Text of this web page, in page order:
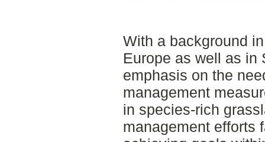
With a background
Europe as well as in
emphasis on the
management
in species-rich
management efforts